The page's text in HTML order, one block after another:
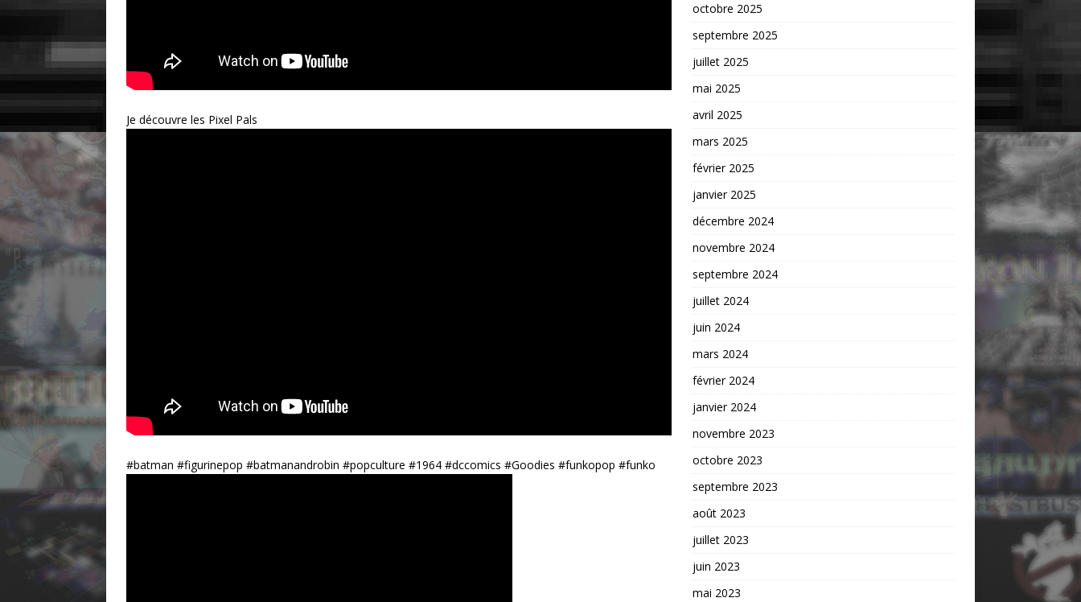
Je découvre les Pixel Pals
#batman #figurinepop #batmanandrobin #popculture #1964 #dccomics #Goodies #funkopop #funko
octobre 2025
septembre 2025
juillet 2025
mai 2025
avril 2025
mars 2025
février 2025
janvier 2025
décembre 2024
novembre 2024
septembre 2024
juillet 2024
juin 2024
mars 2024
février 2024
janvier 2024
novembre 2023
octobre 2023
septembre 2023
août 2023
juillet 2023
juin 2023
mai 2023